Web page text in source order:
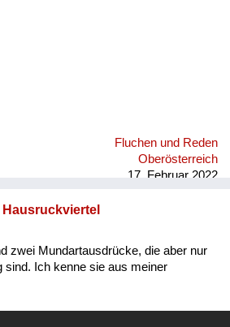
Fluchen und Reden
Oberösterreich
17. Februar 2022
zwei Mundartausdrücke, die aber nur
sind. Ich kenne sie aus meiner